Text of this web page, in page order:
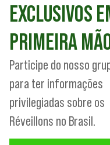
EXCLUSIVOS
PRIMEIRA
Participe do nosso
para ter informações
privilegiadas sobre os
Réveillons no Brasil.